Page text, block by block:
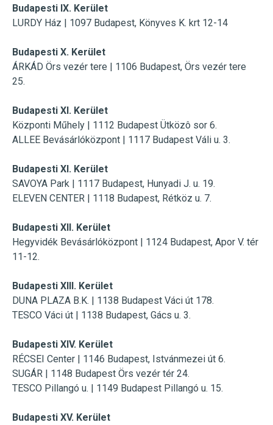
Budapesti IX. Kerület
LURDY Ház | 1097 Budapest, Könyves K. krt 12-14
Budapesti X. Kerület
ÁRKÁD Örs vezér tere | 1106 Budapest, Örs vezér tere
25.
Budapesti XI. Kerület
Központi Műhely | 1112 Budapest Ütközô sor 6.
ALLEE Bevásárlóközpont | 1117 Budapest Váli u. 3.
Budapesti XI. Kerület
SAVOYA Park | 1117 Budapest, Hunyadi J. u. 19.
ELEVEN CENTER | 1118 Budapest, Rétköz u. 7.
Budapesti XII. Kerület
Hegyvidék Bevásárlóközpont | 1124 Budapest, Apor V. tér
11-12.
Budapesti XIII. Kerület
DUNA PLAZA B.K. | 1138 Budapest Váci út 178.
TESCO Váci út | 1138 Budapest, Gács u. 3.
Budapesti XIV. Kerület
RÉCSEI Center | 1146 Budapest, Istvánmezei út 6.
SUGÁR | 1148 Budapest Örs vezér tér 24.
TESCO Pillangó u. | 1149 Budapest Pillangó u. 15.
Budapesti XV. Kerület